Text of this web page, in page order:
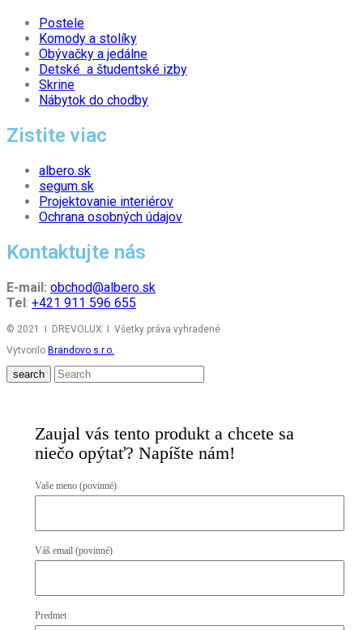
Postele
Komody a stolíky
Obývačky a jedálne
Detské a študentské izby
Skrine
Nábytok do chodby
Zistite viac
albero.sk
segum.sk
Projektovanie interiérov
Ochrana osobných údajov
Kontaktujte nás
E-mail: obchod@albero.sk
Tel: +421 911 596 655
© 2021 I DREVOLUX I Všetky práva vyhradené
Vytvorilo Brandovo s.r.o.
search
Zaujal vás tento produkt a chcete sa
niečo opýtať? Napíšte nám!
Vaše meno (povinné)
Váš email (povinné)
Predmet